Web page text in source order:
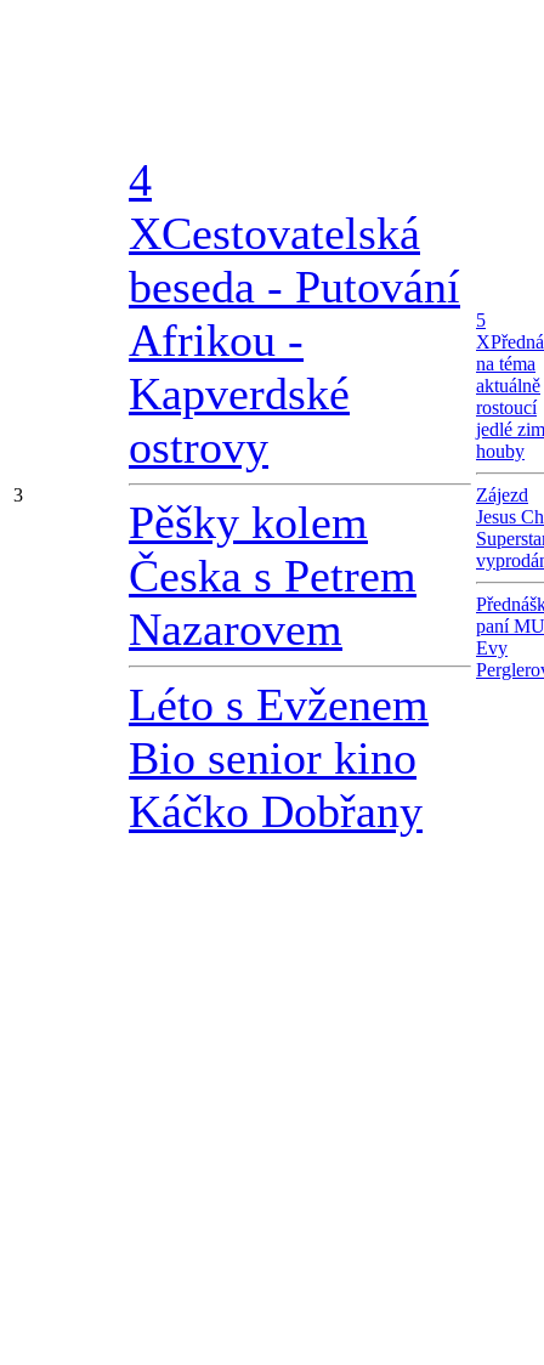
3
4
XCestovatelská
beseda - Putování
Afrikou -
Kapverdské
ostrovy
Pěšky kolem
Česka s Petrem
Nazarovem
Léto s Evženem
Bio senior kino
Káčko Dobřany
5
X
na téma
aktuálně
rostoucí
jedlé
houby
Zájezd
Jesus
paní
Evy